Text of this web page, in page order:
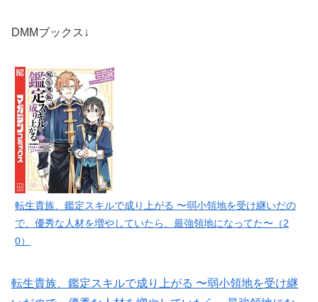
DMMブックス↓
転生貴族、鑑定スキルで成り上がる 〜弱小領地を受け継いだの
で、優秀な人材を増やしていたら、最強領地になってた〜（2
0）
転生貴族、鑑定スキルで成り上がる 〜弱小領地を受け継